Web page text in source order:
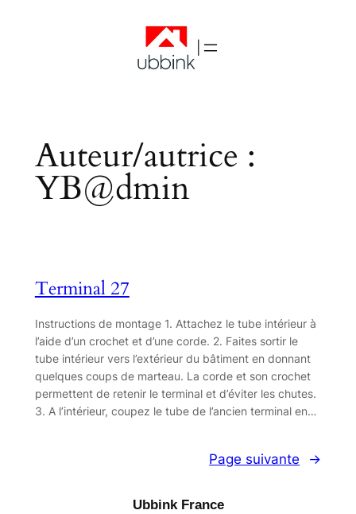
Auteur/autrice :
YB@dmin
Terminal 27
Instructions de montage 1. Attachez le tube intérieur à
l’aide d’un crochet et d’une corde. 2. Faites sortir le
tube intérieur vers l’extérieur du bâtiment en donnant
quelques coups de marteau. La corde et son crochet
permettent de retenir le terminal et d’éviter les chutes.
3. A l’intérieur, coupez le tube de l’ancien terminal en…
Page suivante →
Ubbink France